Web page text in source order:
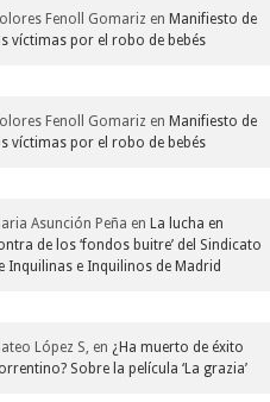
Fenoll Gomariz en Manifiesto de
víctimas por el robo de bebés
Fenoll Gomariz en Manifiesto de
víctimas por el robo de bebés
Asunción Peña en La lucha en
de los ‘fondos buitre’ del Sindicato
Inquilinas e Inquilinos de Madrid
López S, en ¿Ha muerto de éxito
Sobre la película ‘La grazia’